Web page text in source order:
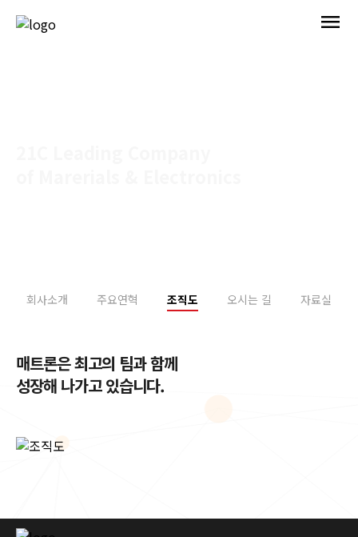
menu
회사소개 주요연혁 조직도 오시는 길 자료실
매트론은 최고의 팀과 함께
성장해 나가고 있습니다.